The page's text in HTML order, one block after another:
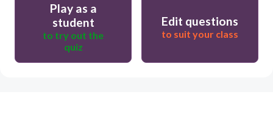
Play as a
student
to try out the
quiz
Edit questions
to suit your class